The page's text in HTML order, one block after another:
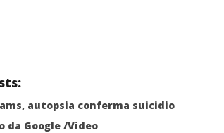
autopsia conferma suicidio
da Google /Video